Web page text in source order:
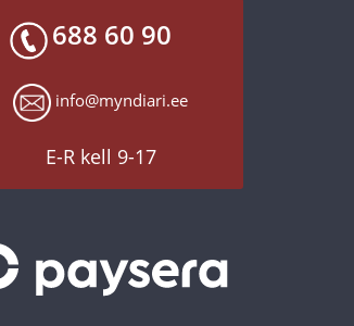
688 60 90
info@myndiari.ee
E-R kell 9-17